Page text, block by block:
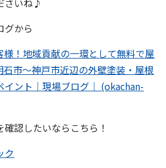
さいね♪
グから
！地域貢献の一環として無料で屋
市〜神戸市近辺の外壁塗装・屋根
イント｜現場ブログ｜ (okachan-
認したいならこちら！
ク